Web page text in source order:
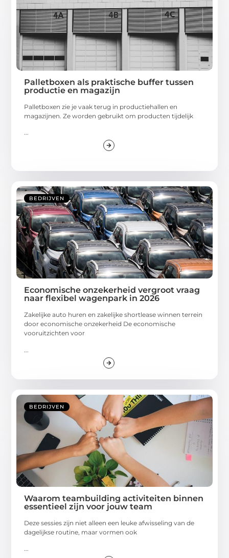
Palletboxen als praktische buffer tussen
productie en magazijn
Palletboxen zie je vaak terug in productiehallen en
magazijnen. Ze worden gebruikt om producten tijdelijk
...
BEDRIJVEN
Economische onzekerheid vergroot vraag
naar flexibel wagenpark in 2026
Zakelijke auto huren en zakelijke shortlease winnen terrein
door economische onzekerheid De economische
vooruitzichten voor
BEDRIJVEN
Waarom teambuilding activiteiten binnen
essentieel zijn voor jouw team
Deze sessies zijn niet alleen een leuke afwisseling van de
dagelijkse routine, maar vormen ook
...